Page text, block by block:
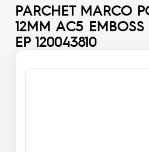
PARCHET MARCO
12MM AC5
EP 120043810